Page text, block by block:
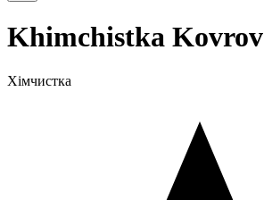
Khimchistka Kovrov
Хімчистка